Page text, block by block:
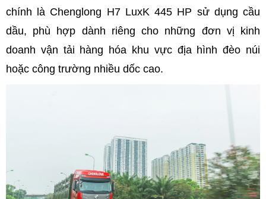
chính là Chenglong H7 LuxK 445 HP sử dụng cầu
dầu, phù hợp dành riêng cho những đơn vị kinh
doanh vận tải hàng hóa khu vực địa hình đèo núi
hoặc công trường nhiều dốc cao.